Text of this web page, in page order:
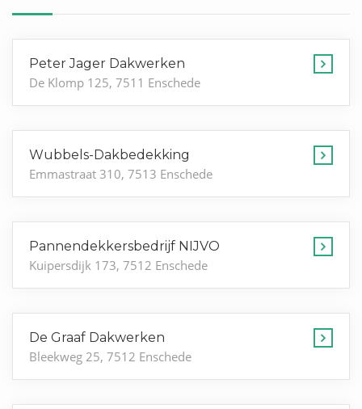
Peter Jager Dakwerken
De Klomp 125, 7511 Enschede
Wubbels-Dakbedekking
Emmastraat 310, 7513 Enschede
Pannendekkersbedrijf NIJVO
Kuipersdijk 173, 7512 Enschede
De Graaf Dakwerken
Bleekweg 25, 7512 Enschede